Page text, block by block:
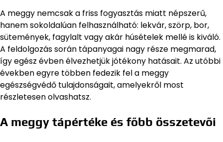
A meggy nemcsak a friss fogyasztás miatt népszerű,
hanem sokoldalúan felhasználható: lekvár, szörp, bor,
sütemények, fagylalt vagy akár húsételek mellé is kiváló.
A feldolgozás során tápanyagai nagy része megmarad,
így egész évben élvezhetjük jótékony hatásait. Az utóbbi
években egyre többen fedezik fel a meggy
egészségvédő tulajdonságait, amelyekről most
részletesen olvashatsz.
A meggy tápértéke és főbb összetevői